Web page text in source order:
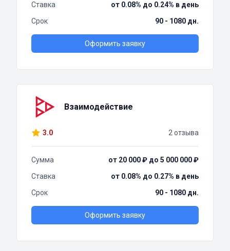
Ставка
от 0.08% до 0.24% в день
Срок
90 - 1080 дн.
Оформить заявку
Взаимодействие
3.0 2 отзыва
Сумма
от 20 000 ₽ до 5 000 000 ₽
Ставка
от 0.08% до 0.27% в день
Срок
90 - 1080 дн.
Оформить заявку